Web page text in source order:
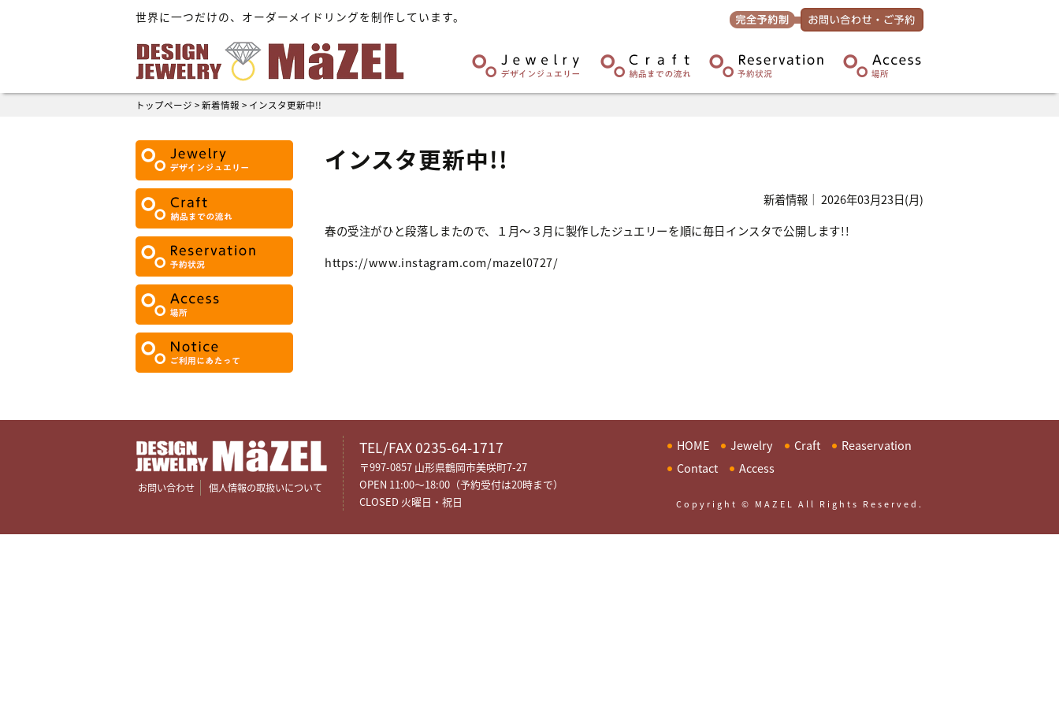
世界に一つだけの、オーダーメイドリングを制作しています。
トップページ >新着情報 > インスタ更新中!!
インスタ更新中!!
新着情報｜ 2026年03月23日(月)
春の受注がひと段落しまたので、１月～３月に製作したジュエリーを順に毎日インスタで公開します!!
https://www.instagram.com/mazel0727/
お問い合わせ 個人情報の取扱いについて
TEL/FAX 0235-64-1717
〒997-0857 山形県鶴岡市美咲町7-27
OPEN 11:00～18:00（予約受付は20時まで）
CLOSED 火曜日・祝日
HOME Jewelry Craft
Reaservation
Contact
Access
Copyright © MAZEL All Rights Reserved.